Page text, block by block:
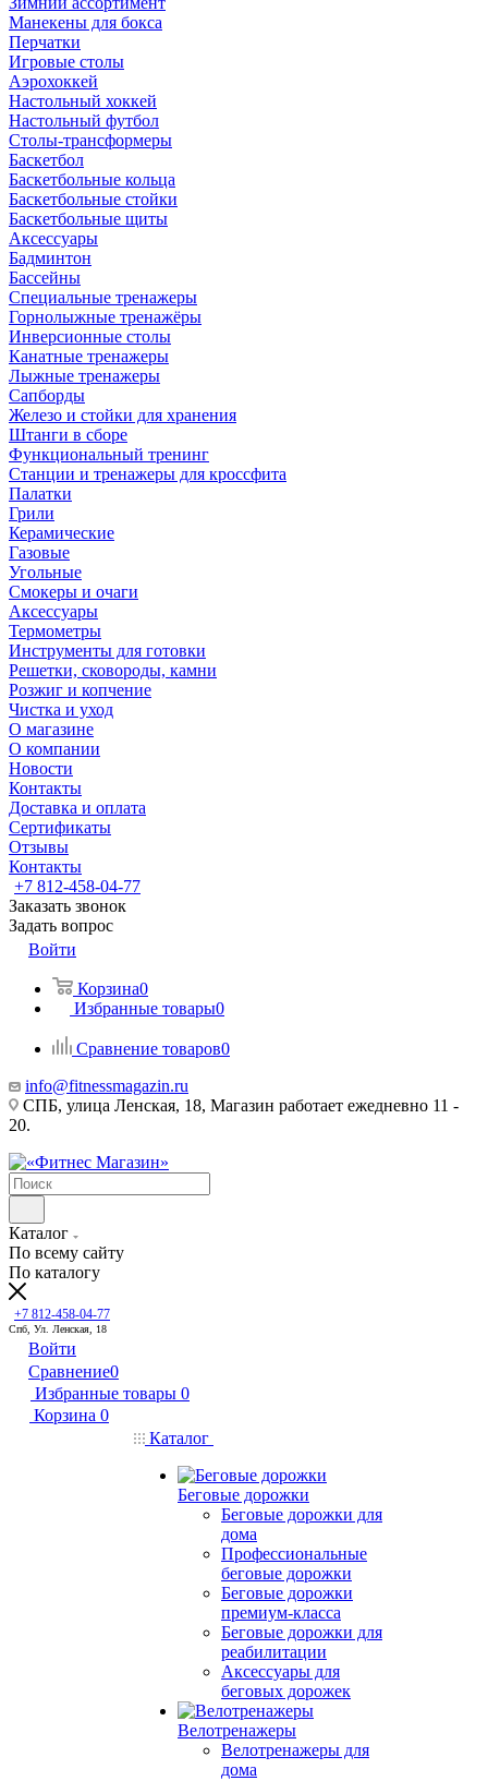
Манекены для бокса
Перчатки
Игровые столы
Аэрохоккей
Настольный хоккей
Настольный футбол
Столы-трансформеры
Баскетбол
Баскетбольные кольца
Баскетбольные стойки
Баскетбольные щиты
Аксессуары
Бадминтон
Бассейны
Специальные тренажеры
Горнолыжные тренажёры
Инверсионные столы
Канатные тренажеры
Лыжные тренажеры
Сапборды
Железо и стойки для хранения
Штанги в сборе
Функциональный тренинг
Станции и тренажеры для кроссфита
Палатки
Грили
Керамические
Газовые
Угольные
Смокеры и очаги
Аксессуары
Термометры
Инструменты для готовки
Решетки, сковороды, камни
Розжиг и копчение
Чистка и уход
О магазине
О компании
Новости
Контакты
Доставка и оплата
Сертификаты
Отзывы
Контакты
+7 812-458-04-77
Заказать звонок
Задать вопрос
Войти
Корзина0
Избранные товары0
Сравнение товаров0
info@fitnessmagazin.ru
СПБ, улица Ленская, 18, Магазин работает ежедневно 11 -
20.
Каталог
По всему сайту
По каталогу
+7 812-458-04-77
Спб, Ул. Ленская, 18
Войти
Сравнение0
Избранные товары 0
Корзина 0
Каталог
Беговые дорожки
Беговые дорожки для
дома
Профессиональные
беговые дорожки
Беговые дорожки
премиум-класса
Беговые дорожки для
реабилитации
Аксессуары для
беговых дорожек
Велотренажеры
Велотренажеры для
дома